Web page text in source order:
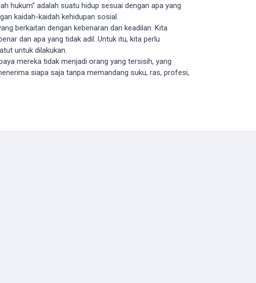
hukum” adalah suatu hidup sesuai dengan apa yang
kaidah-kaidah kehidupan sosial.
berkaitan dengan kebenaran dan keadilan. Kita
dan apa yang tidak adil. Untuk itu, kita perlu
untuk dilakukan.
mereka tidak menjadi orang yang tersisih, yang
siapa saja tanpa memandang suku, ras, profesi,